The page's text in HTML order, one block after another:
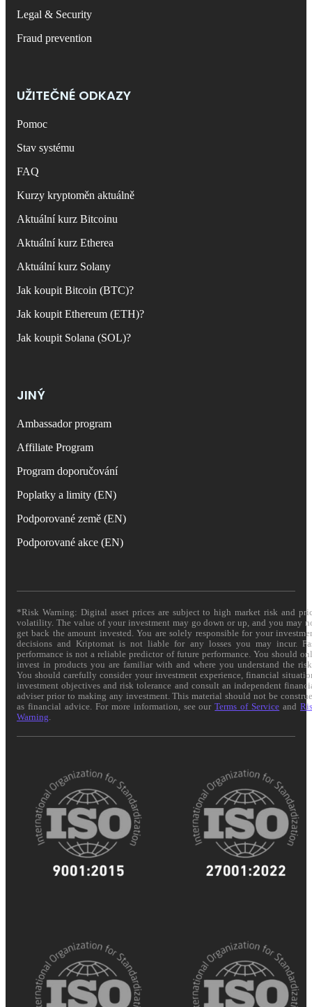
Legal & Security
Fraud prevention
UŽITEČNÉ ODKAZY
Pomoc
Stav systému
FAQ
Kurzy kryptoměn aktuálně
Aktuální kurz Bitcoinu
Aktuální kurz Etherea
Aktuální kurz Solany
Jak koupit Bitcoin (BTC)?
Jak koupit Ethereum (ETH)?
Jak koupit Solana (SOL)?
JINÝ
Ambassador program
Affiliate Program
Program doporučování
Poplatky a limity (EN)
Podporované země (EN)
Podporované akce (EN)
*Risk Warning: Digital asset prices are subject to high market risk and
volatility. The value of your investment may go down or up, and you may
get back the amount invested. You are solely responsible for your
decisions and Kriptomat is not liable for any losses you may incur.
performance is not a reliable predictor of future performance. You should
invest in products you are familiar with and where you understand the
You should carefully consider your investment experience, financial
investment objectives and risk tolerance and consult an independent
adviser prior to making any investment. This material should not be
as financial advice. For more information, see ourTerms of Service and
Warning